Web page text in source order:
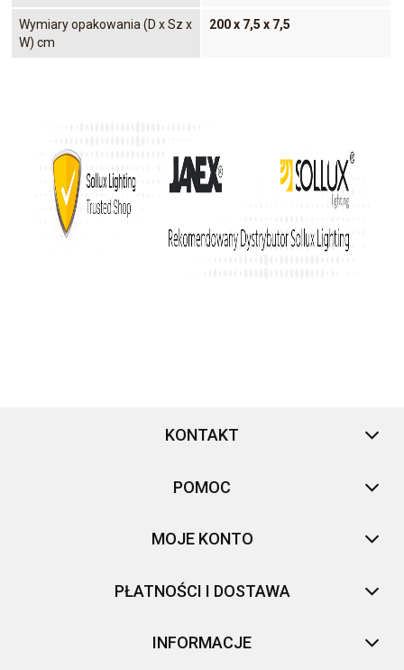
Wymiary opakowania (D x Sz x
W) cm
200 x 7,5 x 7,5
KONTAKT
POMOC
MOJE KONTO
PŁATNOŚCI I DOSTAWA
INFORMACJE